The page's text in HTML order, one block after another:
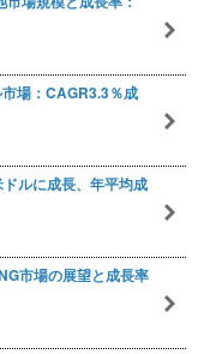
場：CAGR3.3％成
ルに成長、年平均成
市場の展望と成長率